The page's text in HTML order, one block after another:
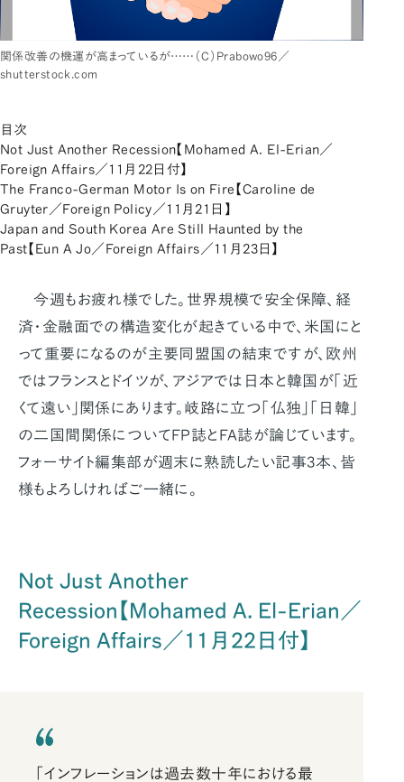
関係改善の機運が高まっているが……（C）Prabowo96／
shutterstock.com
目次
Not Just Another Recession【Mohamed A. El-Erian／
Foreign Affairs／11月22日付】
The Franco-German Motor Is on Fire【Caroline de
Gruyter／Foreign Policy／11月21日】
Japan and South Korea Are Still Haunted by the
Past【Eun A Jo／Foreign Affairs／11月23日】
今週もお疲れ様でした。世界規模で安全保障、経
済・金融面での構造変化が起きている中で、米国にと
って重要になるのが主要同盟国の結束ですが、欧州
ではフランスとドイツが、アジアでは日本と韓国が「近
くて遠い」関係にあります。岐路に立つ「仏独」「日韓」
の二国間関係についてFP誌とFA誌が論じています。
フォーサイト編集部が週末に熟読したい記事3本、皆
様もよろしければご一緒に。
Not Just Another
Recession【Mohamed A. El-Erian／
Foreign Affairs／11月22日付】
「インフレーションは過去数十年における最